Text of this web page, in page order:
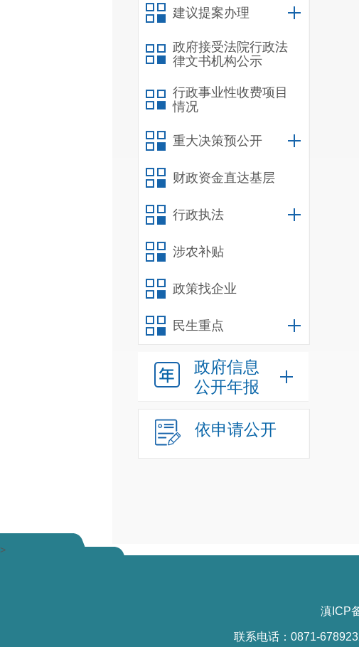
建议提案办理
政府接受法院行政法
律文书机构公示
行政事业性收费项目
情况
重大决策预公开
财政资金直达基层
行政执法
涉农补贴
政策找企业
民生重点
政府信息
公开年报
依申请公开
>
滇ICP
联系电话：0871-